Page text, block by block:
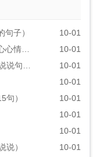
子）
10-01
【热门文案简单说说】看了孩子写给我的心心情说说
10-01
高考简短注意事项说说（精选15条注意的说说句子）
10-01
10-01
句）
10-01
10-01
10-01
说）
10-01